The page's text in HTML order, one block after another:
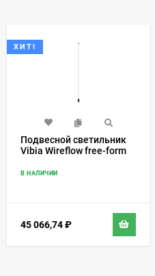
ХИТ!
Подвесной светильник
Vibia Wireflow free-form
В НАЛИЧИИ
45 066,74₽